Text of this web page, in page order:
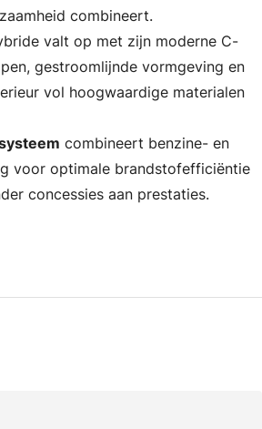
combineert.
valt op met zijn moderne C-
gestroomlijnde vormgeving en
vol hoogwaardige materialen
combineert benzine- en
voor optimale brandstofefficiëntie
concessies aan prestaties.